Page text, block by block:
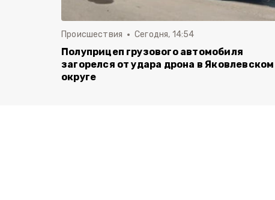
Происшествия Сегодня, 14:54
Полуприцеп грузового автомобиля
загорелся от удара дрона в Яковлевском
округе